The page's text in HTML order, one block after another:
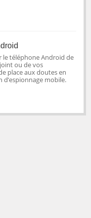
le téléphone Android de
ou de vos
place aux doutes en
mobile.